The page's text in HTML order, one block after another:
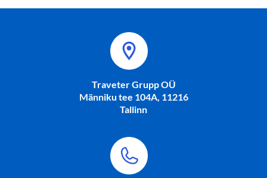
Traveter Grupp OÜ
Männiku tee 104A, 11216
Tallinn